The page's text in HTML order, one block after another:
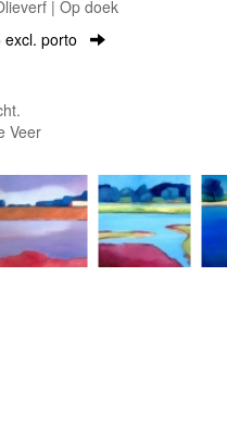
| Op doek
excl. porto
Veer